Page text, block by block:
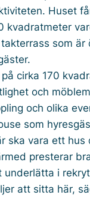
Huset
kvadratmeter
som är
cirka 170
och
och olika
som
ska vara ett hus
presterar
underlätta i
att sitta här,